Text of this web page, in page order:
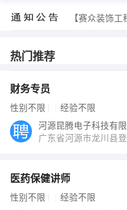
【赛众装饰
朱小姐 发布 [
【广告装饰材
热门推荐
财务专员
性别不限 经验不限
河源昆腾电子科技有限
广东省河源市龙川县
医药保健讲师
性别不限 经验不限